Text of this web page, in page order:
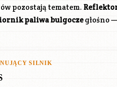
pozostają tematem.
paliwa bulgoczegłośno
SILNIK